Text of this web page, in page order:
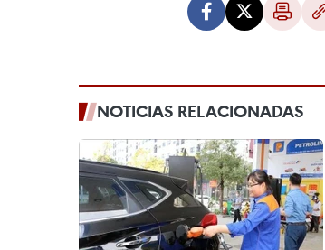
NOTICIAS RELACIONADAS